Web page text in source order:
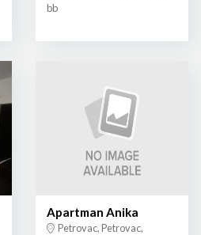
bb
Apartman Anika
Petrovac, Petrovac,